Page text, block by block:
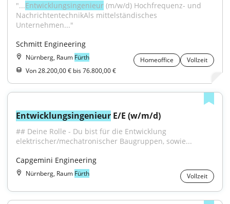
"...Entwicklungsingenieur (m/w/d) Hochfrequenz- und
NachrichtentechnikAls mittelständisches
Unternehmen..."
Schmitt Engineering
Nürnberg, Raum Fürth Homeoffice
Vollzeit
Von 28.200,00 € bis 76.800,00 €
Entwicklungsingenieur E/E (w/m/d)
## Deine Rolle - Du bist für die Entwicklung
elektrischer/mechatronischer Baugruppen, sowie...
Capgemini Engineering
Nürnberg, Raum Fürth Vollzeit